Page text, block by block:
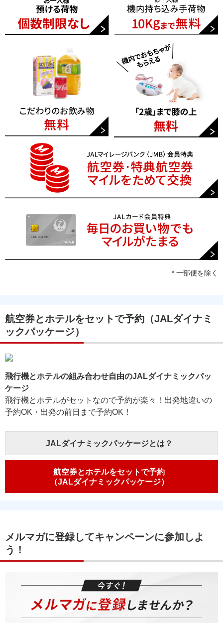
* 一部便を除く
航空券とホテルをセットで予約（JALダイナミ
ックパッケージ）
飛行機とホテルの組み合わせ自由のJALダイナミックパッ
ケージ
飛行機とホテルがセットなので予約が楽々！出発地違いの
予約OK・出発の前日まで予約OK！
JALダイナミックパッケージとは？
航空券とホテルをセットで予約
（JALダイナミックパッケージ）
メルマガに登録してキャンペーンに参加しよ
う！